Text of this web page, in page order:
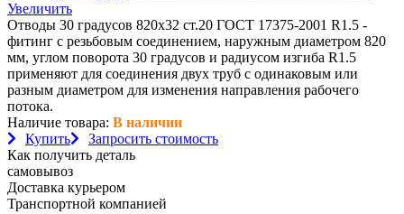
Увеличить
Отводы 30 градусов 820х32 ст.20 ГОСТ 17375-2001 R1.5 -
фитинг с резьбовым соединением, наружным диаметром 820
мм, углом поворота 30 градусов и радиусом изгиба R1.5
применяют для соединения двух труб с одинаковым или
разным диаметром для изменения направления рабочего
потока.
Наличие товара: В наличии
Купить
Запросить стоимость
Как получить деталь
самовывоз
Доставка курьером
Транспортной компанией